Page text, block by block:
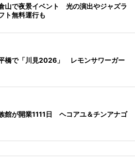
山で夜景イベント 光の演出やジャズラ
ト無料運行も
橋で「川見2026」 レモンサワーガー
館が開業1111日 ヘコアユ＆チンアナゴ